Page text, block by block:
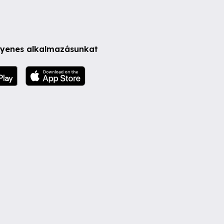
alkalmazásunkat